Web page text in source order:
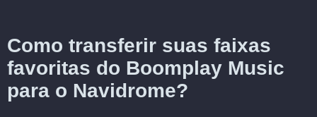
Como transferir suas faixas
favoritas do Boomplay Music
para o Navidrome?